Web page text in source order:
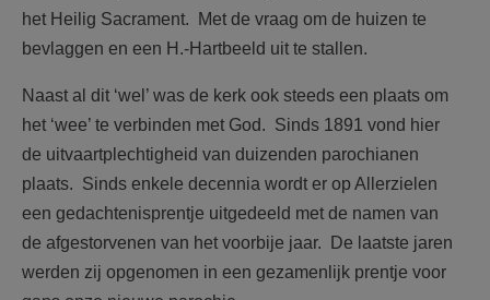
het Heilig Sacrament. Met de vraag om de huizen te
bevlaggen en een H.-Hartbeeld uit te stallen.
Naast al dit ‘wel’ was de kerk ook steeds een plaats om
het ‘wee’ te verbinden met God. Sinds 1891 vond hier
de uitvaartplechtigheid van duizenden parochianen
plaats. Sinds enkele decennia wordt er op Allerzielen
een gedachtenisprentje uitgedeeld met de namen van
de afgestorvenen van het voorbije jaar. De laatste jaren
werden zij opgenomen in een gezamenlijk prentje voor